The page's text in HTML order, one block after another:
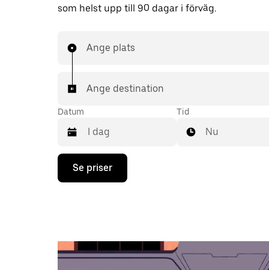
som helst upp till 90 dagar i förväg.
Ange plats
Ange destination
Datum
Tryck
nedåtpilen
välja
ett
Tid
Nu
Se priser